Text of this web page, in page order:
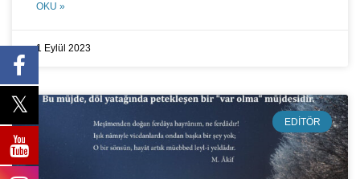
OKU »
1 Eylül 2023
EDITÖR